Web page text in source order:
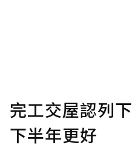
完工交屋認列
下半年更好